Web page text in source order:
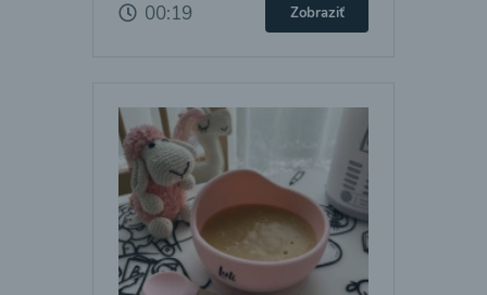
00:19 Zobraziť